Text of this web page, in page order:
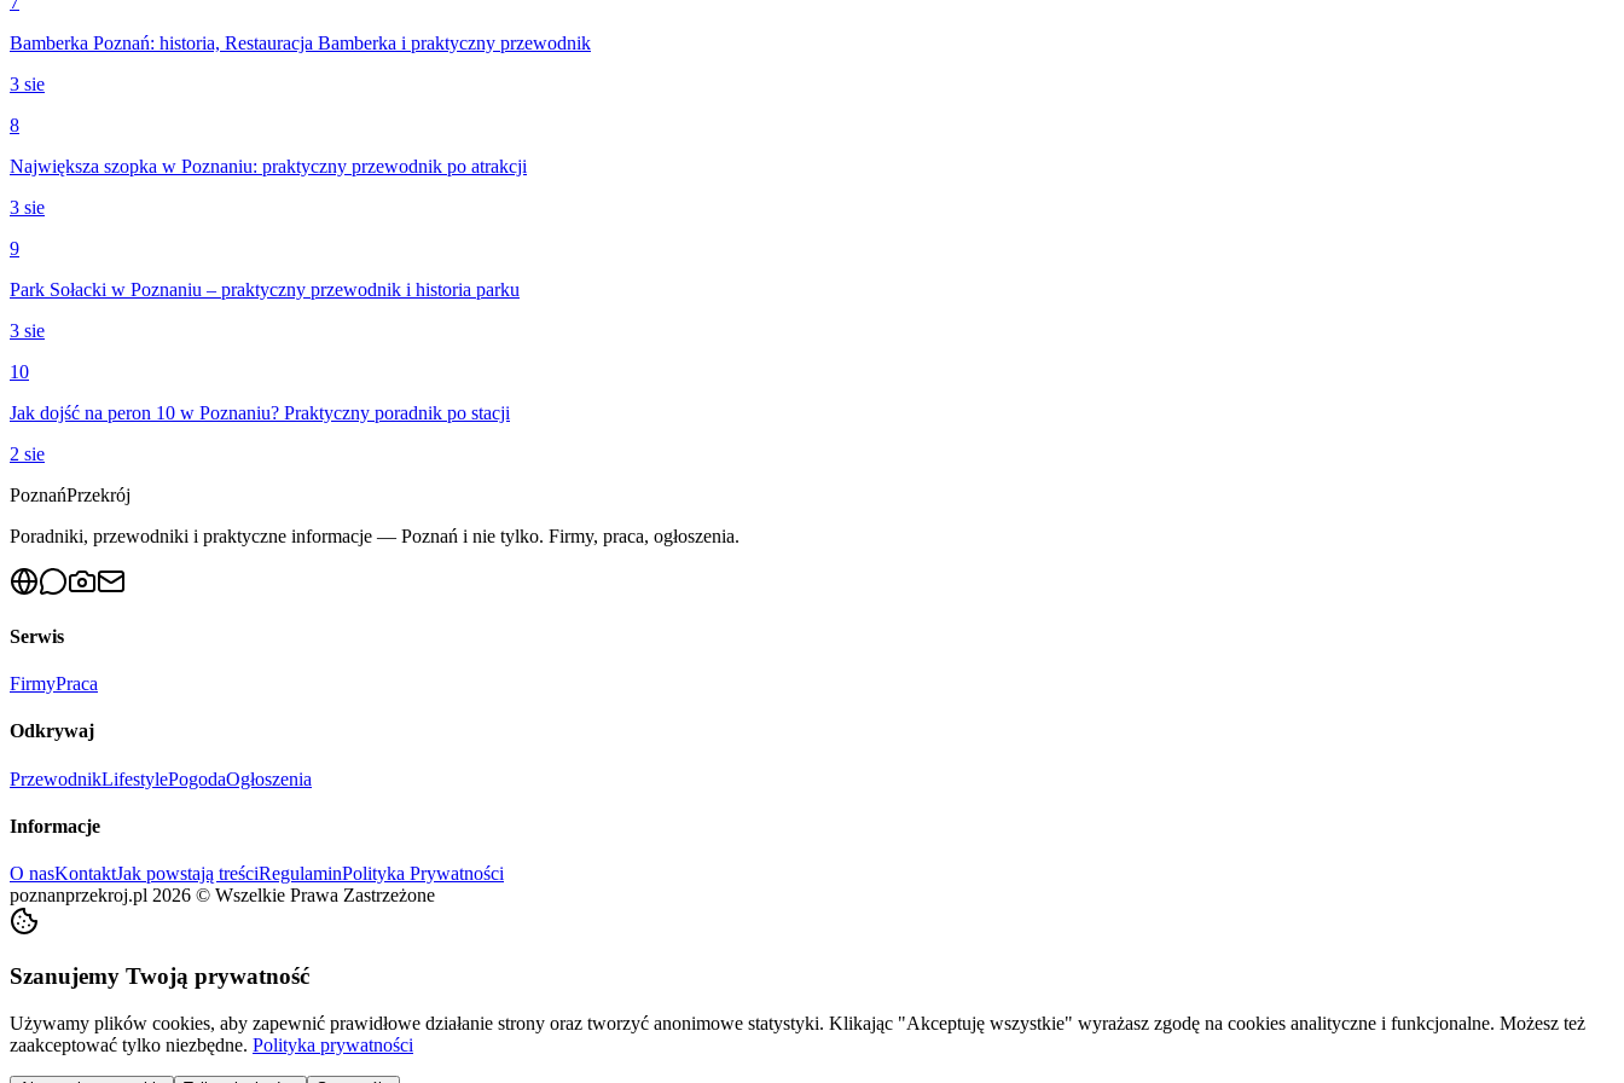
Bamberka Poznań: historia, Restauracja Bamberka i praktyczny przewodnik
3 sie
8
Największa szopka w Poznaniu: praktyczny przewodnik po atrakcji
3 sie
9
Park Sołacki w Poznaniu – praktyczny przewodnik i historia parku
3 sie
10
Jak dojść na peron 10 w Poznaniu? Praktyczny poradnik po stacji
2 sie
PoznańPrzekrój
Poradniki, przewodniki i praktyczne informacje — Poznań i nie tylko. Firmy, praca, ogłoszenia.
Serwis
FirmyPraca
Odkrywaj
PrzewodnikLifestylePogodaOgłoszenia
Informacje
O nasKontaktJak powstają treściRegulaminPolityka Prywatności
poznanprzekroj.pl 2026 © Wszelkie Prawa Zastrzeżone
Szanujemy Twoją prywatność
Używamy plików cookies, aby zapewnić prawidłowe działanie strony oraz tworzyć anonimowe statystyki. Klikając "Akceptuję wszystkie" wyrażasz zgodę na cookies analityczne i funkcjonalne. Możesz też
zaakceptować tylko niezbędne. Polityka prywatności